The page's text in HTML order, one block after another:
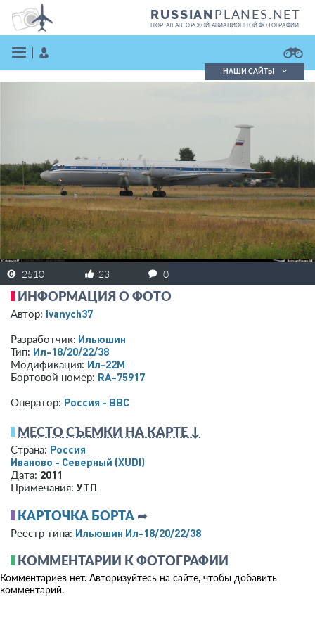
RUSSIANPLANES.NET
ПОРТАЛ АВТОРСКОЙ АВИАЦИОННОЙ ФОТОГРАФИИ
ЗАРЕГИСТРИРОВАТЬСЯ
НАШИ САЙТЫ
2510 23 0
ИНФОРМАЦИЯ О ФОТО
Автор: Ivanych37
Разработчик: Ильюшин
Тип: Ил-18/20/22/38
Модификация: Ил-22М
Бортовой номер: RA-75917
Оператор: Россия - ВВС
МЕСТО СЪЕМКИ НА КАРТЕ ↓
Страна: Россия
Иваново - Северный (XUDI)
Дата: 2011
Примечания: УТП
КАРТОЧКА БОРТА ➦
Реестр типа: Ильюшин Ил-18/20/22/38
КОММЕНТАРИИ К ФОТОГРАФИИ
Комментариев нет. Авторизуйтесь на сайте, чтобы добавить
комментарий.